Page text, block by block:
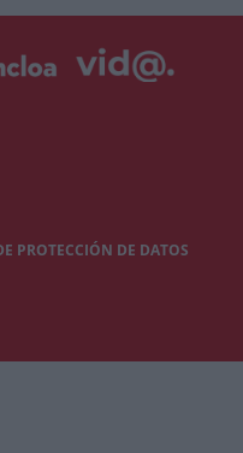
PROTECCIÓN DE DATOS